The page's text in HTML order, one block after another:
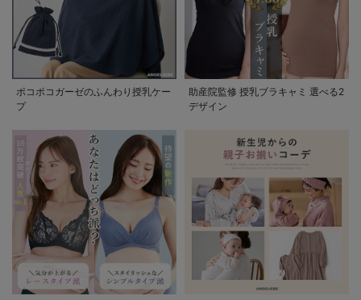
ポコポコガーゼのふんわり授乳ケー
プ
助産院監修 授乳ブラキャミ 選べる2
デザイン